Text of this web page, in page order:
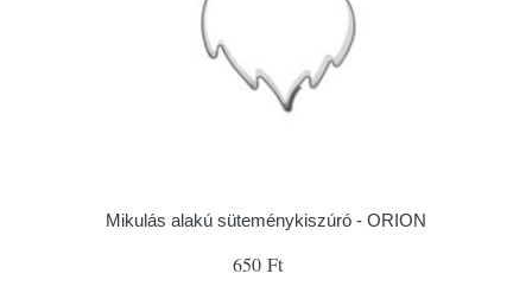
Mikulás alakú süteménykiszúró - ORION
650 Ft